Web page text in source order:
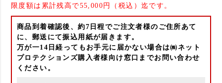
限度額は累計残高で55,000円（税込）迄です。
商品到着確認後、約7日程でご注文者様のご住所あて
に、郵送にて振込用紙が届きます。
万が一14日経ってもお手元に届かない場合は㈱ネット
プロテクションズ購入者様向け窓口までお問い合わせ
ください。